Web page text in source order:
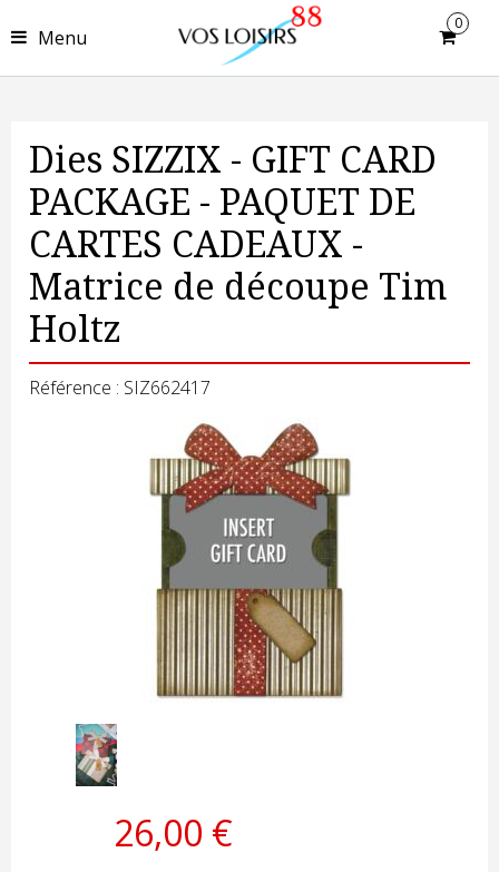
Menu
0
Dies SIZZIX - GIFT CARD
PACKAGE - PAQUET DE
CARTES CADEAUX -
Matrice de découpe Tim
Holtz
Référence : SIZ662417
26,00 €